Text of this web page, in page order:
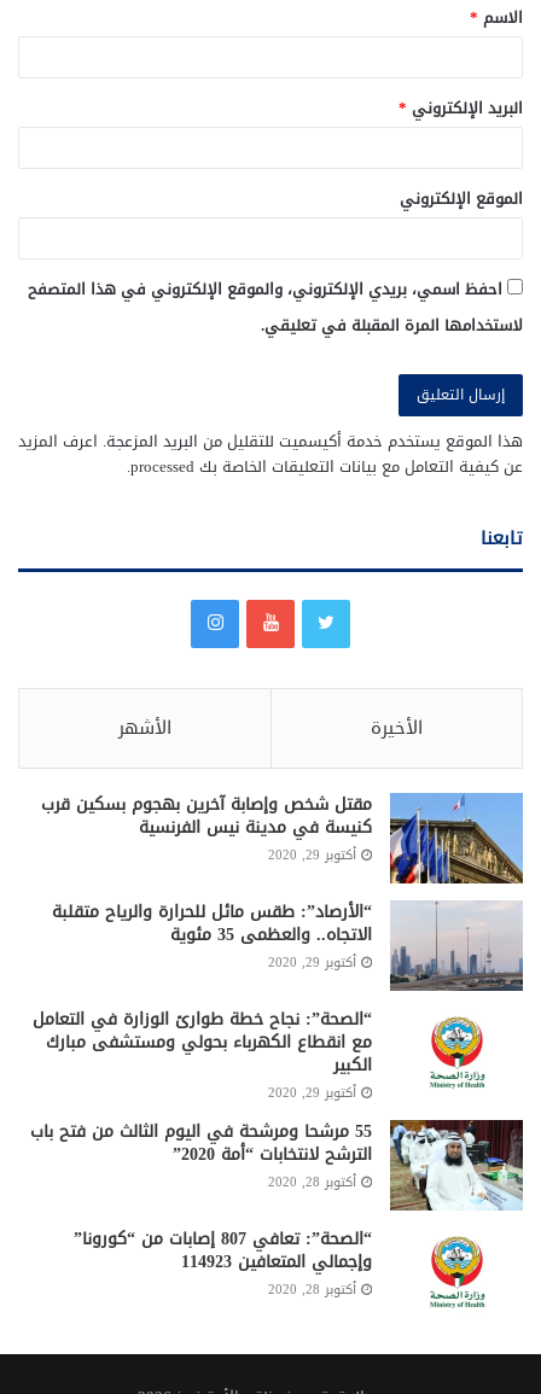
الاسم *
البريد الإلكتروني *
الموقع الإلكتروني
احفظ اسمي، بريدي الإلكتروني، والموقع الإلكتروني في هذا المتصفح
لاستخدامها المرة المقبلة في تعليقي.
هذا الموقع يستخدم خدمة أكيسميت للتقليل من البريد المزعجة. اعرف المزيد
عن كيفية التعامل مع بيانات التعليقات الخاصة بك processed
.
تابعنا
الأخيرة الأشهر
مقتل شخص وإصابة آخرين بهجوم بسكين قرب
كنيسة في مدينة نيس الفرنسية
أكتوبر 29, 2020
“الأرصاد”: طقس مائل للحرارة والرياح متقلبة
الاتجاه.. والعظمى 35 مئوية
أكتوبر 29, 2020
“الصحة”: نجاح خطة طوارئ الوزارة في التعامل
مع انقطاع الكهرباء بحولي ومستشفى مبارك
الكبير
أكتوبر 29, 2020
55 مرشحا ومرشحة في اليوم الثالث من فتح باب
الترشح لانتخابات “أمة 2020”
أكتوبر 28, 2020
“الصحة”: تعافي 807 إصابات من “كورونا”
وإجمالي المتعافين 114923
أكتوبر 28, 2020